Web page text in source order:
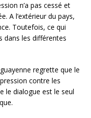
n’a pas cessé et
A l’extérieur du pays,
Toutefois, ce qui
dans les différentes
regrette que le
contre les
le dialogue est le seul